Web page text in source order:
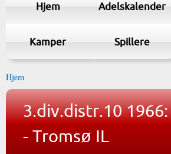
Hjem Adelskalender
Kamper Spillere
Hjem
3.div.distr.10
- Tromsø IL